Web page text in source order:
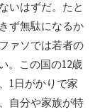
いはずだ。たと
ず無駄になるか
ァソでは若者の
。この国の12歳
1日がかりで家
自分や家族が特